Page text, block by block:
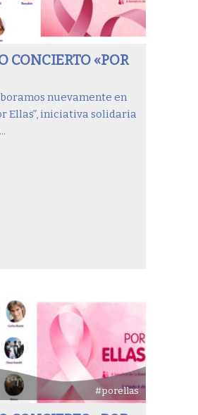
CONCIERTO «POR
nuevamente en
Ellas”, iniciativa solidaria
#porellas